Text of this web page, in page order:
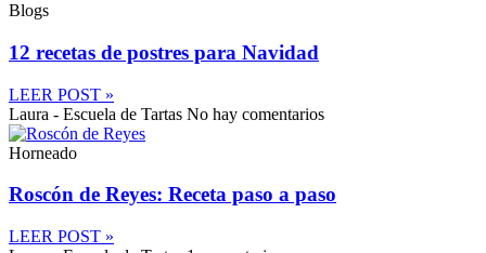
Blogs
12 recetas de postres para Navidad
LEER POST »
Laura - Escuela de Tartas No hay comentarios
Horneado
Roscón de Reyes: Receta paso a paso
LEER POST »